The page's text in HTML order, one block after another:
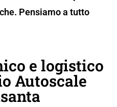
Pensiamo a tutto
e logistico
Autoscale